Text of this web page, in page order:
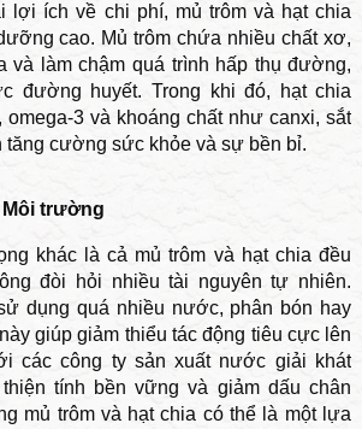
lợi ích về chi phí, mủ trôm và hạt chia
cao. Mủ trôm chứa nhiều chất xơ,
và làm chậm quá trình hấp thụ đường,
đường huyết. Trong khi đó, hạt chia
3 và khoáng chất như canxi, sắt
tăng cường sức khỏe và sự bền bỉ.
trường
khác là cả mủ trôm và hạt chia đều
đòi hỏi nhiều tài nguyên tự nhiên.
dụng quá nhiều nước, phân bón hay
giúp giảm thiểu tác động tiêu cực lên
các công ty sản xuất nước giải khát
tính bền vững và giảm dấu chân
mủ trôm và hạt chia có thể là một lựa